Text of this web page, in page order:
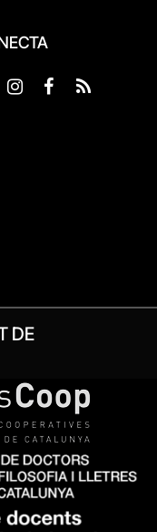
Instagram
Facebook
RSS
DE